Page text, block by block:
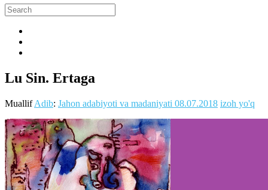
Lu Sin. Ertaga
MuallifAdib: Jahon adabiyoti va madaniyati 08.07.2018 izoh yo'q